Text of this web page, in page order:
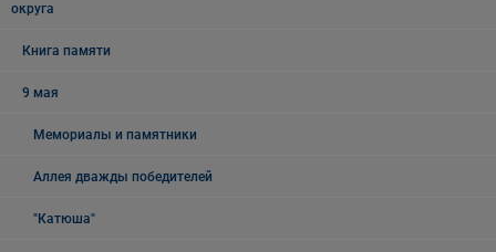
округа
Книга памяти
9 мая
Мемориалы и памятники
Аллея дважды победителей
"Катюша"